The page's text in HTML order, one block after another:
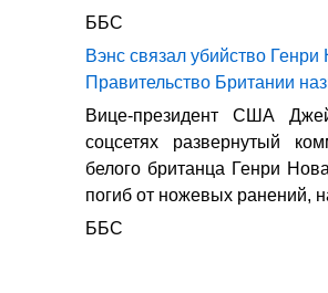
ББС
Вэнс связал убийство
Правительство Британии
Вице-президент США
соцсетях развернутый
белого британца Генри
погиб от ножевых ранений,
ББС